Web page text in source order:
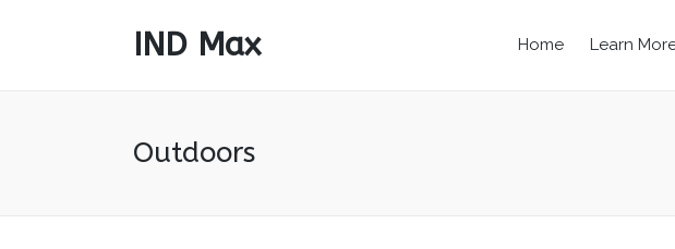
IND Max Home Learn
Outdoors